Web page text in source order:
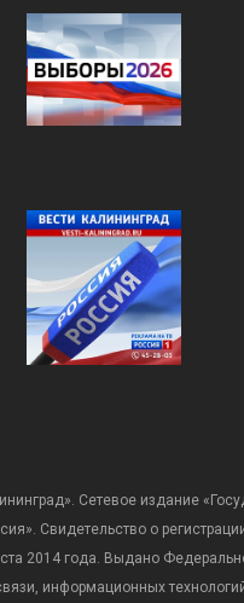
Сетевое издание
Свидетельство о
2014 года. Выдано
информационных